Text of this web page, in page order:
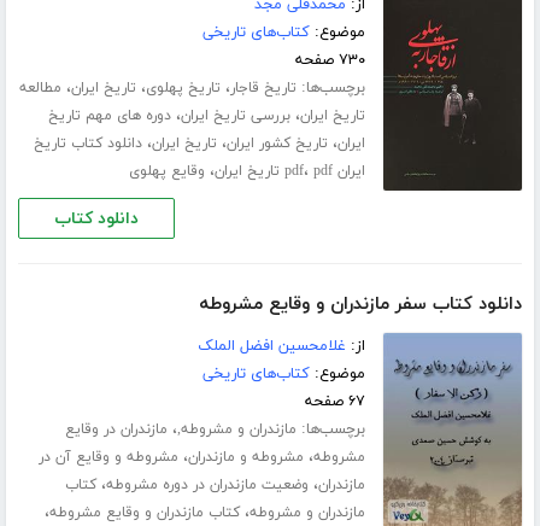
از: محمدقلی مجد
موضوع:کتاب‌های تاریخی
۷۳۰ صفحه
برچسب‌ها: تاریخ قاجار، تاریخ پهلوی، تاریخ ایران، مطالعه
تاریخ ایران،بررسی تاریخ ایران،دوره های مهم تاریخ
ایران، تاریخ کشور ایران، تاریخ ایران،دانلود کتاب تاریخ
ایران pdf
، pdf تاریخ ایران ، وقایع پهلوی
دانلود کتاب
دانلود کتاب سفر مازندران و وقایع مشروطه
از: غلامحسین افضل الملک
موضوع:کتاب‌های تاریخی
۶۷ صفحه
برچسب‌ها: مازندران و مشروطه,، مازندران در وقایع
مشروطه، مشروطه و مازندران، مشروطه و وقایع آن در
مازندران، وضعیت مازندران در دوره مشروطه،کتاب
مازندران و مشروطه،کتاب مازندران و وقایع مشروطه،